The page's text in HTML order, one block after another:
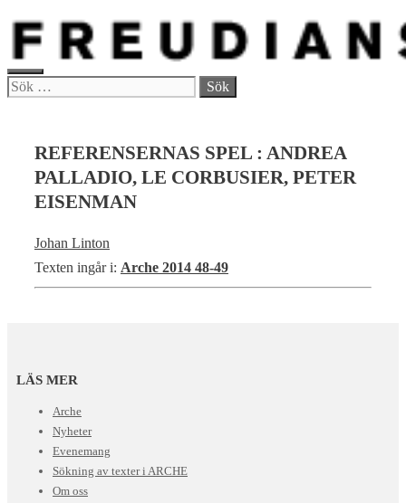
Hoppa
innehåll
MENY
Sök
REFERENSERNAS SPEL : ANDREA
PALLADIO, LE CORBUSIER, PETER
EISENMAN
Johan Linton
Texten ingår i: Arche 2014 48-49
LÄS MER
Arche
Nyheter
Evenemang
Sökning av texter i ARCHE
Om oss